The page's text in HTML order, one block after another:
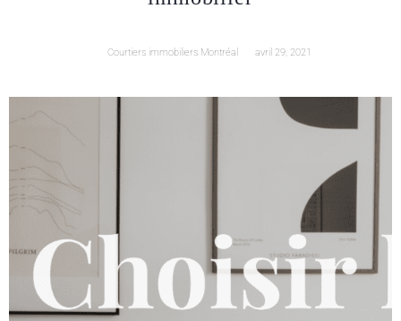
Courtiers immobiliers Montréal avril 29, 2021